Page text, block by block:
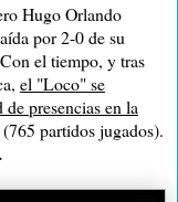
Hugo Orlando
por 2-0 de su
el tiempo, y tras
el "Loco" se
presencias en la
(765 partidos jugados).